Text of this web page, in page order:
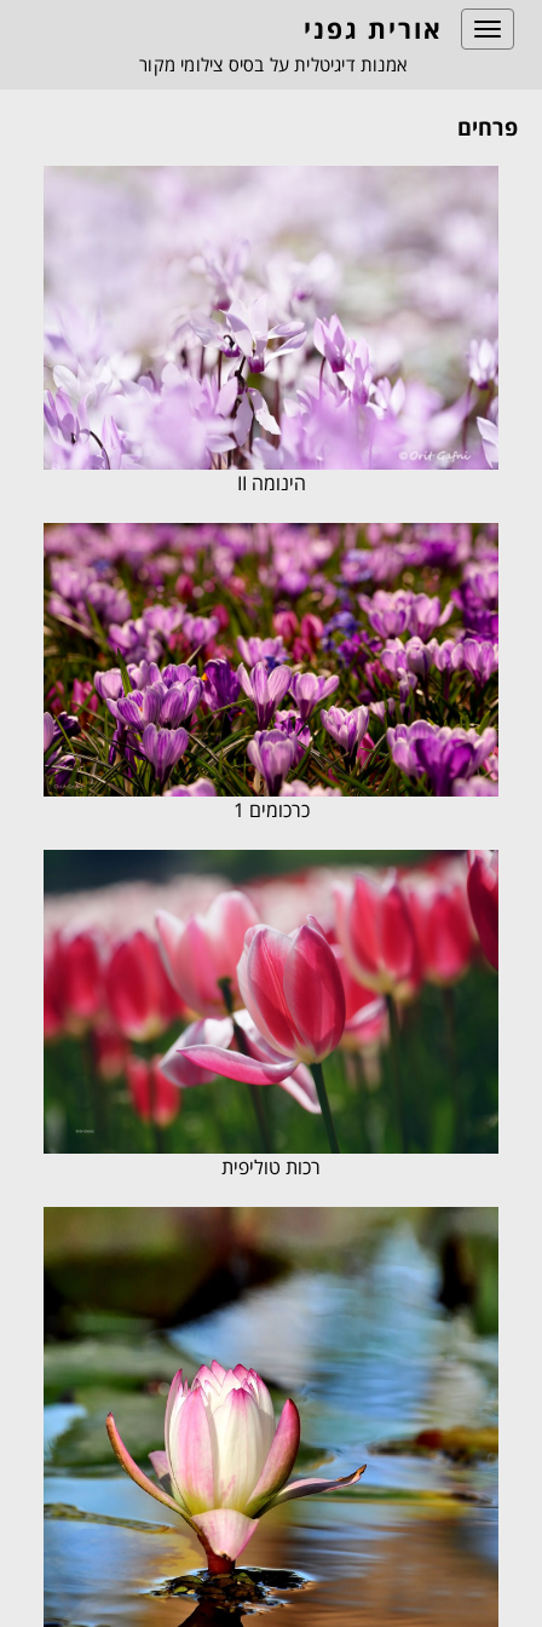
Toggle
navigation
אורית גפני
אמנות דיגיטלית על בסיס צילומי מקור
פרחים
הינומה II
כרכומים 1
רכות טוליפית